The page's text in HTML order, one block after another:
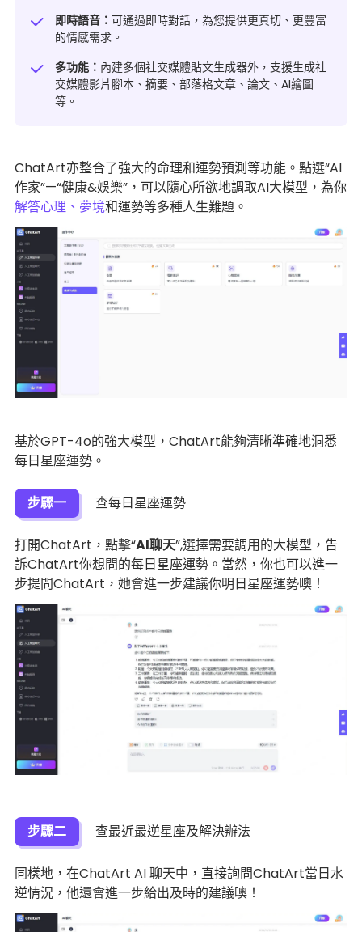
即時語音： 可通過即時對話，為您提供更真切、更豐富
的情感需求。
多功能： 內建多個社交媒體貼文生成器外，支援生成社
交媒體影片腳本、摘要、部落格文章、論文、AI繪圖
等。
ChatArt亦整合了強大的命理和運勢預測等功能。點選“AI
作家”—“健康&娛樂”，可以隨心所欲地調取AI大模型，為你
解答心理、夢境和運勢等多種人生難題。
基於GPT-4o的強大模型，ChatArt能夠清晰準確地洞悉
每日星座運勢。
步驟一 查每日星座運勢
打開ChatArt，點擊“AI聊天”,選擇需要調用的大模型，告
訴ChatArt你想問的每日星座運勢。當然，你也可以進一
步提問ChatArt，她會進一步建議你明日星座運勢噢！
步驟二 查最近最逆星座及解決辦法
同樣地，在ChatArt AI 聊天中，直接詢問ChatArt當日水
逆情況，他還會進一步給出及時的建議噢！